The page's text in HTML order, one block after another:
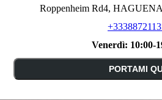
Roppenheim Rd4,
Venerdì: 10:00-
PORTAMI